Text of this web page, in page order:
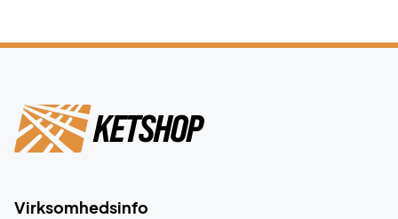
Virksomhedsinfo